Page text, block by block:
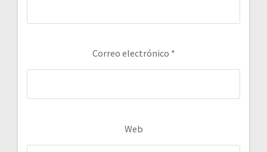
Correo electrónico *
Web